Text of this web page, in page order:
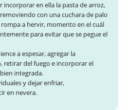
incorporar en ella la pasta de arroz,
con una cuchara de palo
a hervir, momento en el cuál
para evitar que se pegue el
a espesar, agregar la
retirar del fuego e incorporar el
integrada.
y dejar enfriar,
en nevera.